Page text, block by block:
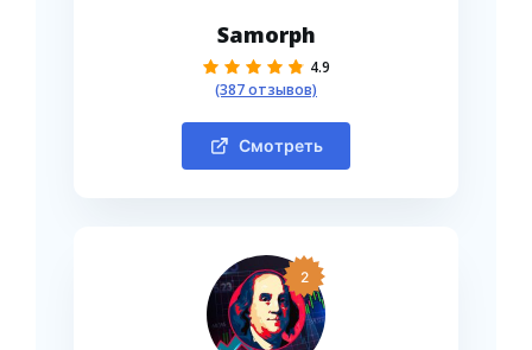
Samorph
4.9
(387 отзывов)
Смотреть
2